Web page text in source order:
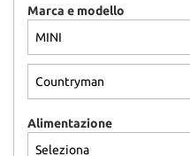
PARCO AUTO
OFFERTE LAMPO
NEWS E PROMO
Marca e modello
Alimentazione
consente
di
esprimere
le
tue
consenso
alle